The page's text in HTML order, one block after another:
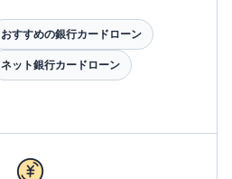
おすすめの銀行カードローン
ネット銀行カードローン